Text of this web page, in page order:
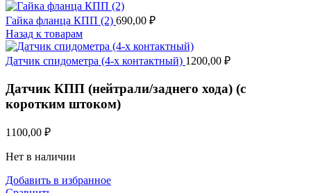
Гайка фланца КПП (2) 690,00 ₽
Назад к товарам
Датчик спидометра (4-х контактный) 1200,00 ₽
Датчик КПП (нейтрали/заднего хода) (с
коротким штоком)
1100,00 ₽
Нет в наличии
Добавить в избранное